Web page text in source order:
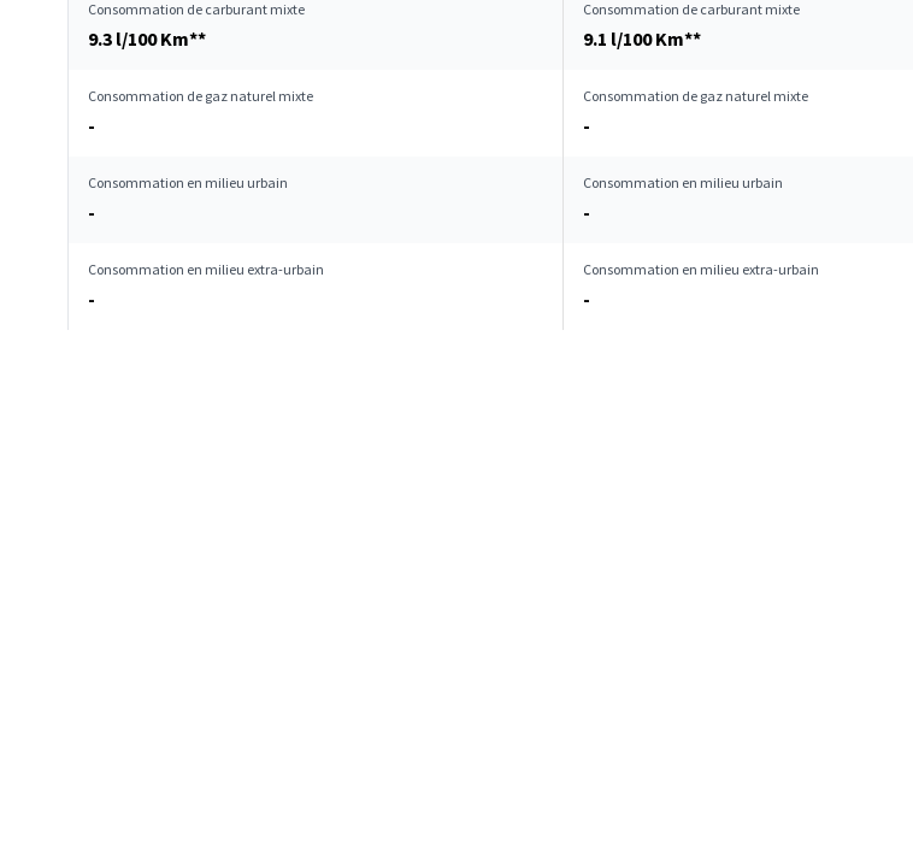
Consommation de carburant mixte
9.3 l/100 Km**
Consommation de carburant mixte
9.1 l/100 Km**
Consommation de gaz naturel mixte
-
Consommation de gaz naturel mixte
-
Consommation en milieu urbain
-
Consommation en milieu urbain
-
Consommation en milieu extra-urbain
-
Consommation en milieu extra-urbain
-